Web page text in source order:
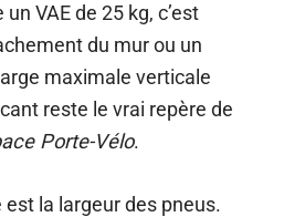
VAE de 25 kg, c’est
du mur ou un
maximale verticale
reste le vrai repère de
Porte-Vélo.
la largeur des pneus.